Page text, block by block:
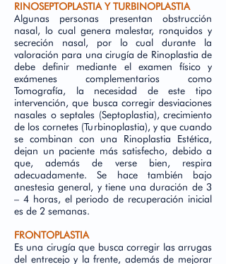
RINOSEPTOPLASTIA Y TURBINOPLASTIA
Algunas personas presentan obstrucción
nasal, lo cual genera malestar, ronquidos y
secreción nasal, por lo cual durante la
valoración para una cirugía de Rinoplastia de
debe definir mediante el examen físico y
exámenes complementarios como
Tomografía, la necesidad de este tipo
intervención, que busca corregir desviaciones
nasales o septales (Septoplastia), crecimiento
de los cornetes (Turbinoplastia), y que cuando
se combinan con una Rinoplastia Estética,
dejan un paciente más satisfecho, debido a
que, además de verse bien, respira
adecuadamente. Se hace también bajo
anestesia general, y tiene una duración de 3
– 4 horas, el periodo de recuperación inicial
es de 2 semanas.
FRONTOPLASTIA
Es una cirugía que busca corregir las arrugas
del entrecejo y la frente, además de mejorar